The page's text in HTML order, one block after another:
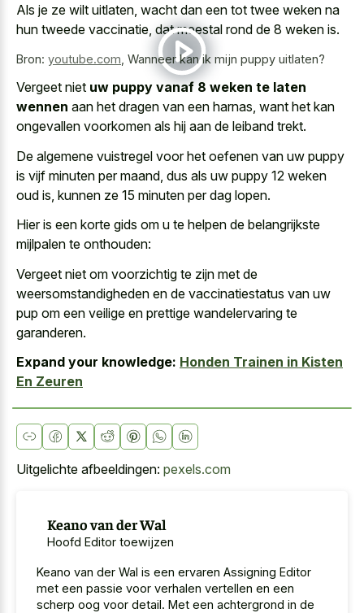
Als je ze wilt uitlaten, wacht dan een tot twee weken na
hun tweede vaccinatie , dat meestal rond de 8 weken is.
Bron: youtube.com Wanneer kan ik mijn puppy uitlaten?
Vergeet niet uw puppy vanaf 8 weken te laten
wennen aan het dragen van een harnas, want het kan
ongevallen voorkomen als hij aan de leiband trekt.
De algemene vuistregel voor het oefenen van uw puppy
is vijf minuten per maand, dus als uw puppy 12 weken
oud is, kunnen ze 15 minuten per dag lopen.
Hier is een korte gids om u te helpen de belangrijkste
mijlpalen te onthouden:
Vergeet niet om voorzichtig te zijn met de
weersomstandigheden en de vaccinatiestatus van uw
pup om een veilige en prettige wandelervaring te
garanderen.
Expand your knowledge: Honden Trainen in Kisten
En Zeuren
Uitgelichte afbeeldingen: pexels.com
Keano van der Wal
Hoofd Editor toewijzen
Keano van der Wal is een ervaren Assigning Editor
met een passie voor verhalen vertellen en een
scherp oog voor detail. Met een achtergrond in de